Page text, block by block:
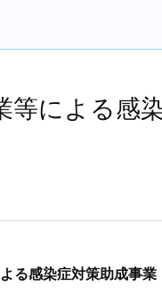
等による感
る感染症対策助成事業